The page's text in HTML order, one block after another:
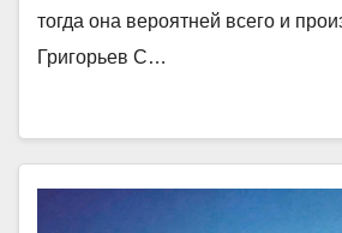
тогда она вероятней всего и
Григорьев С…